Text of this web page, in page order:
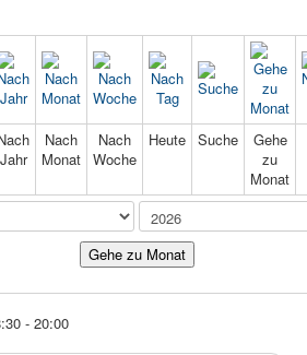
Jahr
Nach
Monat
Nach
Woche
Heute Suche
Gehe
zu
Monat
Gehe zu Monat
- 20:00